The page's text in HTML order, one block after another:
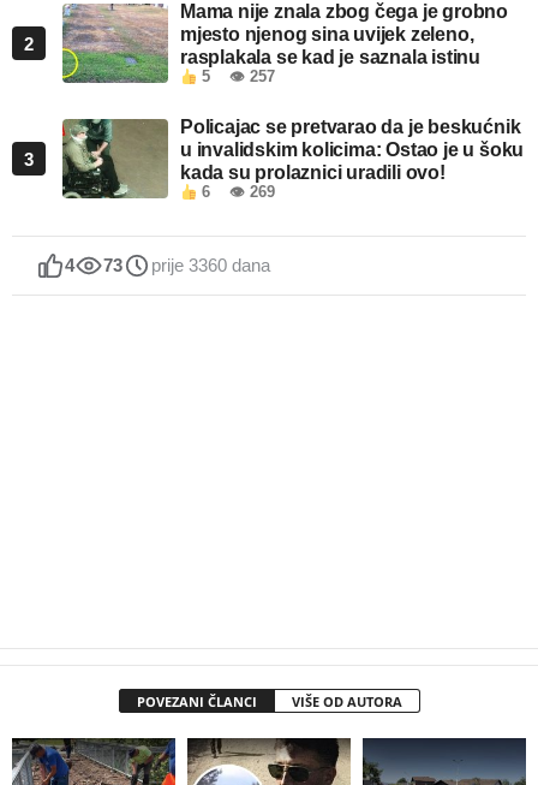
2
Mama nije znala zbog čega je grobno
mjesto njenog sina uvijek zeleno,
rasplakala se kad je saznala istinu
5 👁 257
3
Policajac se pretvarao da je beskućnik
u invalidskim kolicima: Ostao je u šoku
kada su prolaznici uradili ovo!
6 👁 269
4 73 prije 3360 dana
POVEZANI ČLANCI VIŠE OD AUTORA